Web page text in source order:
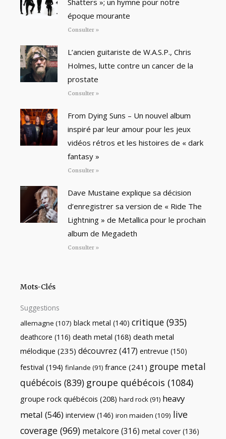
époque mourante
Consulter »
L’ancien guitariste de W.A.S.P., Chris
Holmes, lutte contre un cancer de la
prostate
Consulter »
From Dying Suns – Un nouvel album
inspiré par leur amour pour les jeux
vidéos rétros et les histoires de « dark
fantasy »
Consulter »
Dave Mustaine explique sa décision
d’enregistrer sa version de « Ride The
Lightning » de Metallica pour le prochain
album de Megadeth
Consulter »
Mots-Clés
Suggestions
allemagne (107) black metal (140) critique (935)
deathcore (116) death metal (168) death metal
mélodique (235) découvrez (417) entrevue (150)
festival (194) finlande (91) france (241) groupe metal
québécois (839) groupe québécois (1084)
groupe rock québécois (208) hard rock(91) heavy
metal (546) interview (146) iron maiden (109) live
coverage (969) metalcore (316) metal cover (136)